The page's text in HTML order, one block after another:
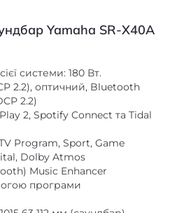
Yamaha SR-X40A
системи: 180 Вт.
2.2), оптичний, Bluetooth
2.2)
2, Spotify Connect та Tidal
Program, Sport, Game
Dolby Atmos
Music Enhancer
програми
63 112 мм (саундбар)